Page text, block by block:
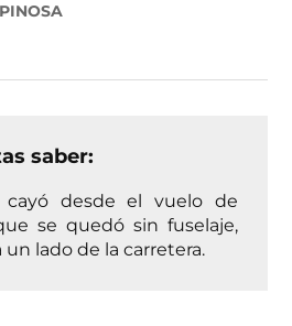
saber:
desde el vuelo de
se quedó sin fuselaje,
lado de la carretera.